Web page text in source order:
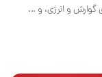
و انرژی، و ...